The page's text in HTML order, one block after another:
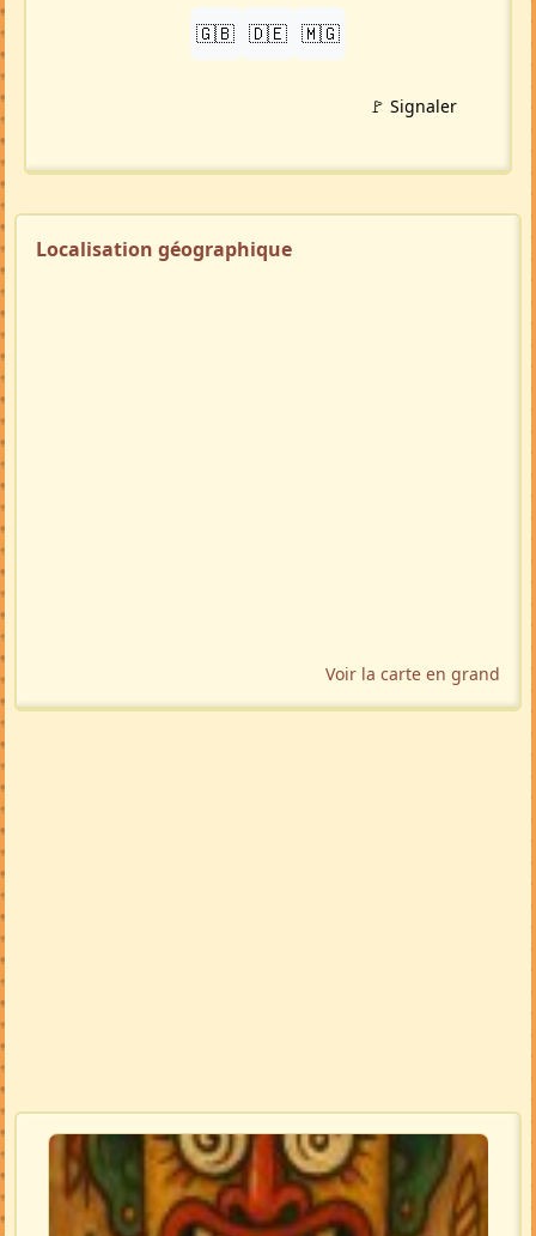
🇬🇧 🇩🇪 🇲🇬
🚩 Signaler
Localisation géographique
Voir la carte en grand